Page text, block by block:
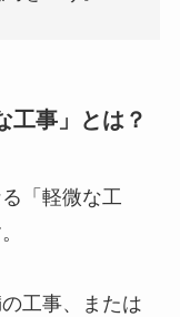
工事」とは？
「軽微な工
工事、または